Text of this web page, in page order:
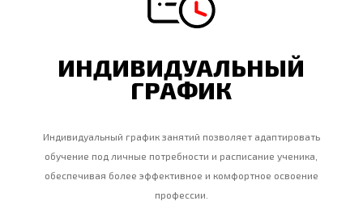
ИНДИВИДУАЛЬНЫЙ
ГРАФИК
Индивидуальный график занятий позволяет адаптировать
обучение под личные потребности и расписание ученика,
обеспечивая более эффективное и комфортное освоение
профессии.